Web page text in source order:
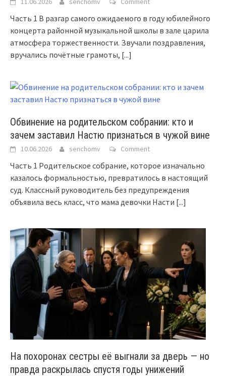
Часть 1 В разгар самого ожидаемого в году юбилейного
концерта районной музыкальной школы в зале царила
атмосфера торжественности. Звучали поздравления,
вручались почётные грамоты, [...]
Обвинение на родительском собрании: кто и
зачем заставил Настю признаться в чужой вине
10.06.2026 senchomv Comment
Часть 1 Родительское собрание, которое изначально
казалось формальностью, превратилось в настоящий
суд. Классный руководитель без предупреждения
объявила весь класс, что мама девочки Насти [...]
На похоронах сестры её выгнали за дверь — но
правда раскрылась спустя годы унижений